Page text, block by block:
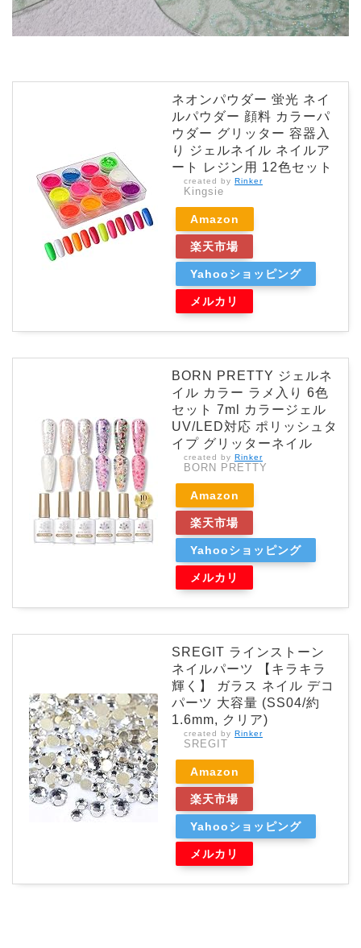
ネオンパウダー 蛍光 ネイ
ルパウダー 顔料 カラーパ
ウダー グリッター 容器入
り ジェルネイル ネイルア
ート レジン用 12色セット
created by Rinker
Kingsie
Amazon
楽天市場
Yahooショッピング
メルカリ
BORN PRETTY ジェルネ
イル カラー ラメ入り 6色
セット 7ml カラージェル
UV/LED対応 ポリッシュタ
イプ グリッターネイル
created by Rinker
BORN PRETTY
Amazon
楽天市場
Yahooショッピング
メルカリ
SREGIT ラインストーン
ネイルパーツ 【キラキラ
輝く】 ガラス ネイル デコ
パーツ 大容量 (SS04/約
1.6mm, クリア)
created by Rinker
SREGIT
Amazon
楽天市場
Yahooショッピング
メルカリ